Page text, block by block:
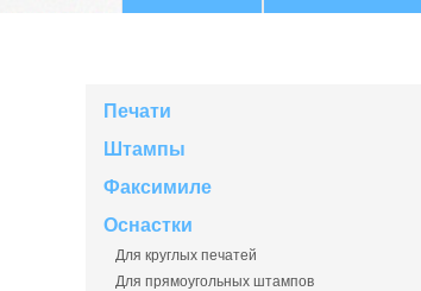
Печати
Штампы
Факсимиле
Оснастки
Для круглых печатей
Для прямоугольных штампов